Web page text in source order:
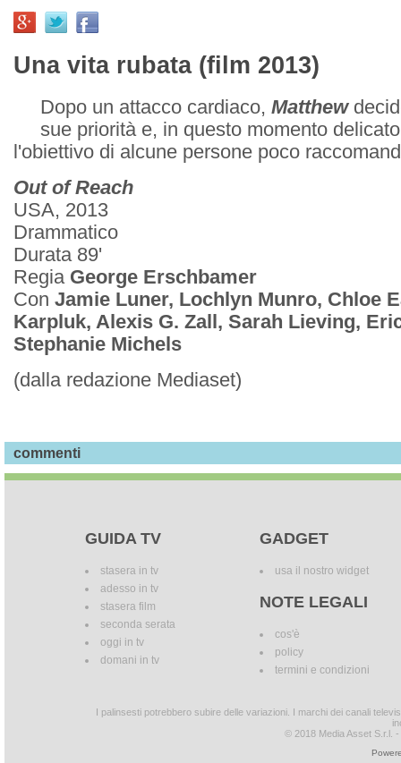
Una vita rubata (film 2013)
Dopo un attacco cardiaco, Matthew
sue priorità e, in questo momento
l'obiettivo di alcune persone poco
Out of Reach
USA, 2013
Drammatico
Durata 89'
Regia George Erschbamer
Con Jamie Luner, Lochlyn Munro, Chloe
Karpluk, Alexis G. Zall, Sarah Lieving,
Stephanie Michels
(dalla redazione Mediaset)
commenti
GUIDA TV
stasera in tv
adesso in tv
stasera film
seconda serata
oggi in tv
domani in tv
GADGET
usa il nostro widget
NOTE LEGALI
cos'è
policy
termini e condizioni
I palinsesti potrebbero subire delle variazioni. I marchi dei canali
© 2018 Media Asset S.r.l.